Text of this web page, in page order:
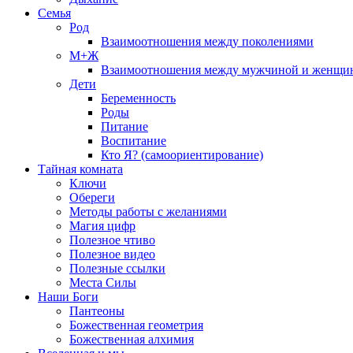
Семья
Род
Взаимоотношения между поколениями
М+Ж
Взаимоотношения между мужчиной и
Дети
Беременность
Роды
Питание
Воспитание
Кто Я? (самоориентирование)
Тайная комната
Ключи
Обереги
Методы работы с желаниями
Магия цифр
Полезное чтиво
Полезное видео
Полезные ссылки
Места Силы
Наши Боги
Пантеоны
Божественная геометрия
Божественная алхимия